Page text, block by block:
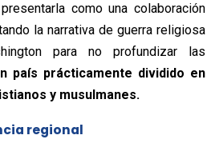
como una colaboración
la narrativa de guerra religiosa
para no profundizar las
país prácticamente dividido en
y musulmanes.
regional